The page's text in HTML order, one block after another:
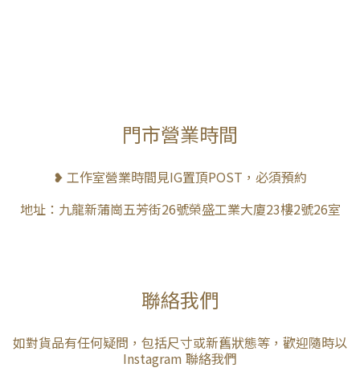
門市營業時間
❥ 工作室營業時間見IG置頂POST，必須預約
地址：九龍新蒲崗五芳街26號榮盛工業大廈23樓2號26室
聯絡我們
如對貨品有任何疑問，包括尺寸或新舊狀態等，歡迎隨時以
Instagram 聯絡我們